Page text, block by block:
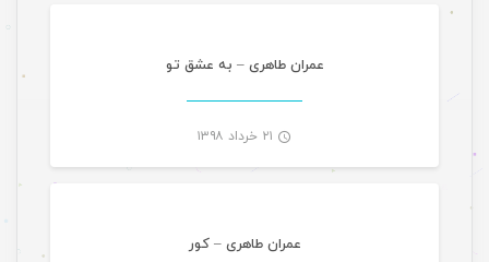
عمران طاهری – به عشق تو
۲۱ خرداد ۱۳۹۸
عمران طاهری – کور